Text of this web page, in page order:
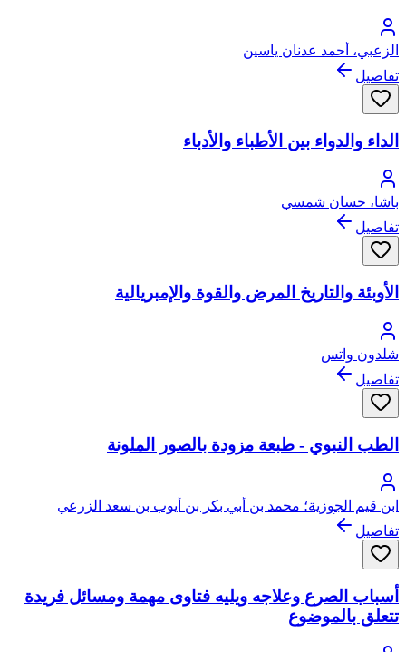
الزعبي، أحمد عدنان ياسين
تفاصيل
الداء والدواء بين الأطباء والأدباء
باشا، حسان شمسي
تفاصيل
الأوبئة والتاريخ المرض والقوة والإمبريالية
شلدون واتس
تفاصيل
الطب النبوي - طبعة مزودة بالصور الملونة
ابن قيم الجوزية؛ محمد بن أبي بكر بن أيوب بن سعد الزرعي
الدمشقي، أبو عبد الله، شمس الدين
تفاصيل
أسباب الصرع وعلاجه ويليه فتاوى مهمة ومسائل فريدة
تتعلق بالموضوع